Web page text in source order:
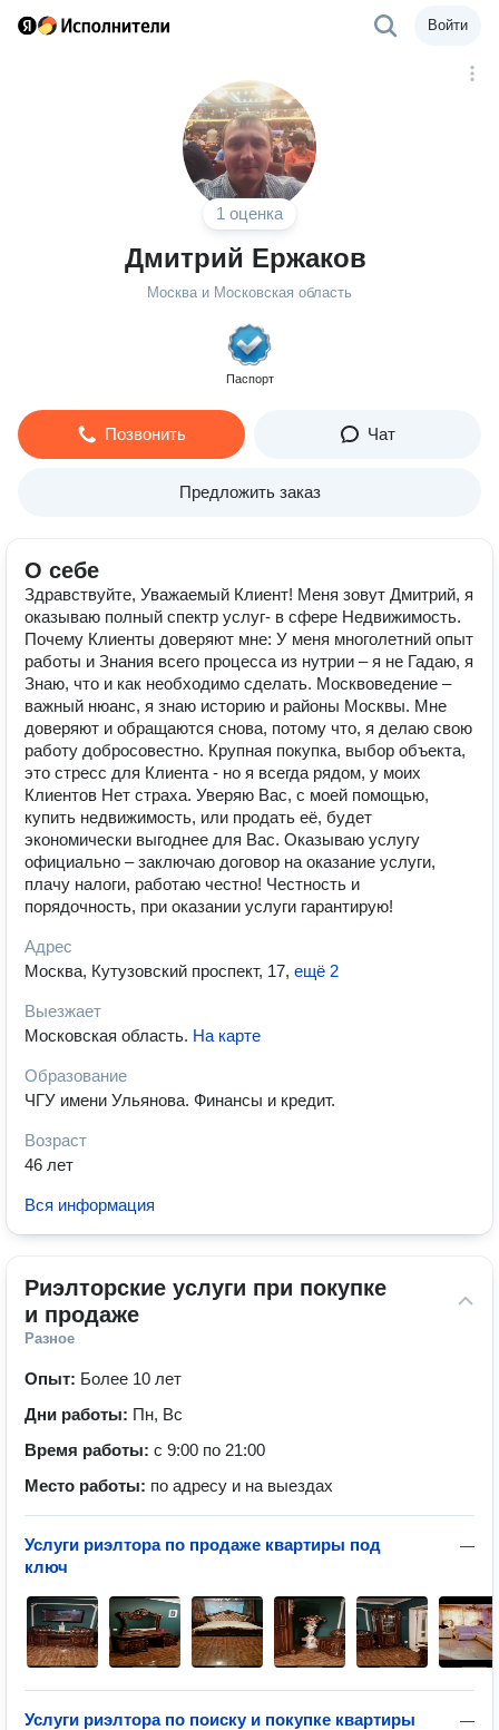
Войти
1 оценка
Дмитрий Ержаков
Москва и Московская область
Паспорт
Позвонить Чат
Предложить заказ
О себе
Здравствуйте, Уважаемый Клиент! Меня зовут Дмитрий, я
оказываю полный спектр услуг- в сфере Недвижимость.
Почему Клиенты доверяют мне: У меня многолетний опыт
работы и Знания всего процесса из нутрии – я не Гадаю, я
Знаю, что и как необходимо сделать. Москвоведение –
важный нюанс, я знаю историю и районы Москвы. Мне
доверяют и обращаются снова, потому что, я делаю свою
работу добросовестно. Крупная покупка, выбор объекта,
это стресс для Клиента - но я всегда рядом, у моих
Клиентов Нет страха. Уверяю Вас, с моей помощью,
купить недвижимость, или продать её, будет
экономически выгоднее для Вас. Оказываю услугу
официально – заключаю договор на оказание услуги,
плачу налоги, работаю честно! Честность и
порядочность, при оказании услуги гарантирую!
Адрес
Москва, Кутузовский проспект, 17, ещё 2
Выезжает
Московская область. На карте
Образование
ЧГУ имени Ульянова. Финансы и кредит.
Возраст
46 лет
Вся информация
Риэлторские услуги при покупке
и продаже
Разное
Опыт: Более 10 лет
Дни работы: Пн, Вс
Время работы: с 9:00 по 21:00
Место работы: по адресу и на выездах
—
Услуги риэлтора по продаже квартиры под
ключ
—
Услуги риэлтора по поиску и покупке квартиры